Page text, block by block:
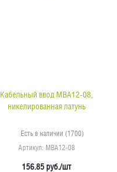
Кабельный ввод MBA12-08,
никелированная латунь
Есть в наличии (1700)
Артикул: MBA12-08
156.85 руб./шт